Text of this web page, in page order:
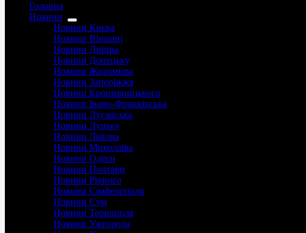
Головна
Новини
Новини Києва
Новини Вінниці
Новини Дніпра
Новини Донецьку
Новини Житомира
Новини Запоріжжя
Новини Кропивницького
Новини Івано-Франківська
Новини Луганська
Новини Луцьку
Новини Львова
Новини Миколаїва
Новини Одеси
Новини Полтави
Новини Рівного
Новини Сімферополя
Новини Сум
Новини Тернополя
Новини Ужгорода